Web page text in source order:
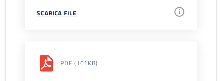
SCARICA FILE
PDF (161KB)